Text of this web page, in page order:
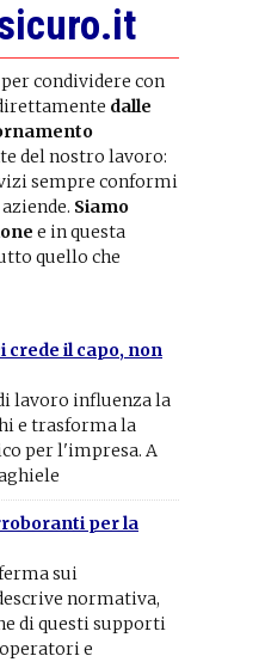
per condividere con
dalle
del nostro lavoro:
sempre conformi
Siamo
e in questa
quello che
crede il capo, non
lavoro influenza la
e trasforma la
per l'impresa. A
per la
sui
normativa,
di questi supporti
e